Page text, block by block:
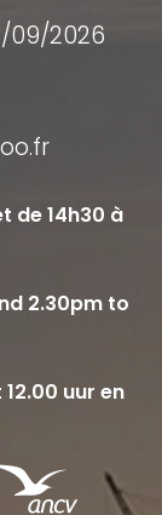
09/2026
de 14h30 à
2.30pm to
uur en